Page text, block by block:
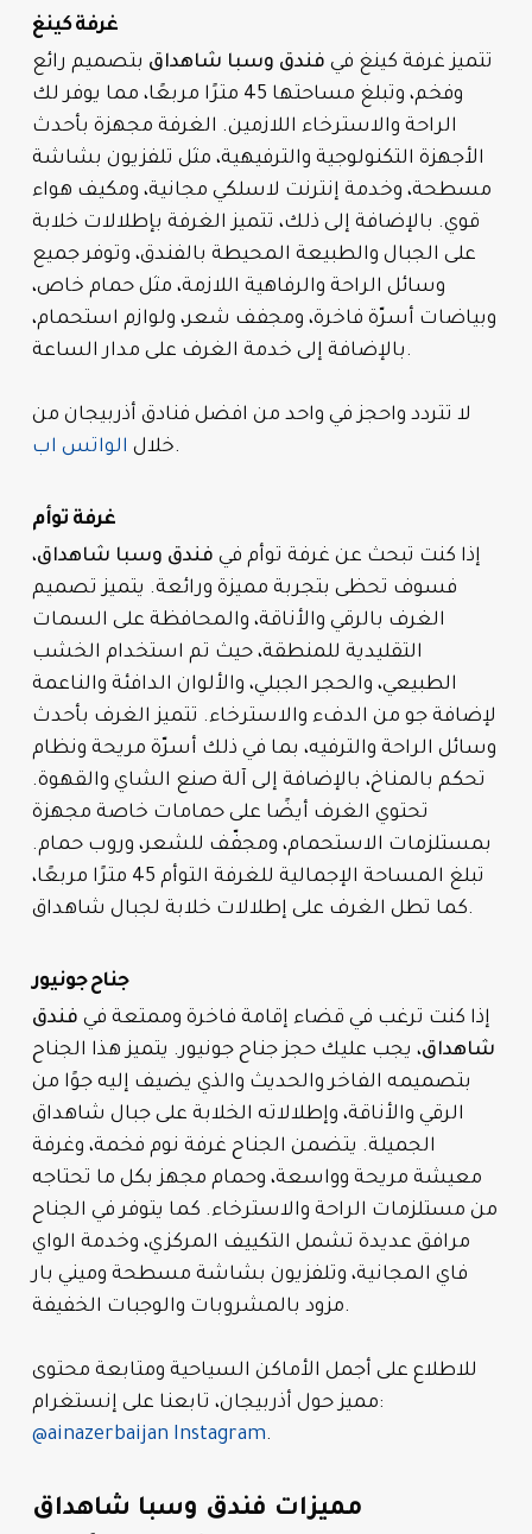
غرفة كينغ
تتميز غرفة كينغ في فندق وسبا شاهداق بتصميم رائع
وفخم، وتبلغ مساحتها 45 مترًا مربعًا، مما يوفر لك
الراحة والاسترخاء اللازمين. الغرفة مجهزة بأحدث
الأجهزة التكنولوجية والترفيهية، مثل تلفزيون بشاشة
مسطحة، وخدمة إنترنت لاسلكي مجانية، ومكيف هواء
قوي. بالإضافة إلى ذلك، تتميز الغرفة بإطلالات خلابة
على الجبال والطبيعة المحيطة بالفندق، وتوفر جميع
وسائل الراحة والرفاهية اللازمة، مثل حمام خاص،
وبياضات أسرّة فاخرة، ومجفف شعر، ولوازم استحمام،
بالإضافة إلى خدمة الغرف على مدار الساعة.
لا تتردد واحجز في واحد من افضل فنادق أذربيجان من
خلال الواتس اب .
غرفة توأم
إذا كنت تبحث عن غرفة توأم في فندق وسبا شاهداق،
فسوف تحظى بتجربة مميزة ورائعة. يتميز تصميم
الغرف بالرقي والأناقة، والمحافظة على السمات
التقليدية للمنطقة، حيث تم استخدام الخشب
الطبيعي، والحجر الجبلي، والألوان الدافئة والناعمة
لإضافة جو من الدفء والاسترخاء. تتميز الغرف بأحدث
وسائل الراحة والترفيه، بما في ذلك أسرّة مريحة ونظام
تحكم بالمناخ، بالإضافة إلى آلة صنع الشاي والقهوة.
تحتوي الغرف أيضًا على حمامات خاصة مجهزة
بمستلزمات الاستحمام، ومجفّف للشعر، وروب حمام.
تبلغ المساحة الإجمالية للغرفة التوأم 45 مترًا مربعًا،
كما تطل الغرف على إطلالات خلابة لجبال شاهداق.
جناح جونيور
إذا كنت ترغب في قضاء إقامة فاخرة وممتعة في فندق
شاهداق، يجب عليك حجز جناح جونيور. يتميز هذا الجناح
بتصميمه الفاخر والحديث والذي يضيف إليه جوًا من
الرقي والأناقة، وإطلالاته الخلابة على جبال شاهداق
الجميلة. يتضمن الجناح غرفة نوم فخمة، وغرفة
معيشة مريحة وواسعة، وحمام مجهز بكل ما تحتاجه
من مستلزمات الراحة والاسترخاء. كما يتوفر في الجناح
مرافق عديدة تشمل التكييف المركزي، وخدمة الواي
فاي المجانية، وتلفزيون بشاشة مسطحة وميني بار
مزود بالمشروبات والوجبات الخفيفة.
للاطلاع على أجمل الأماكن السياحية ومتابعة محتوى
مميز حول أذربيجان، تابعنا على إنستغرام:
@ainazerbaijan Instagram.
مميزات فندق وسبا شاهداق